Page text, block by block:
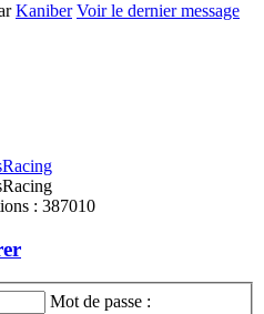
Kaniber Voir le dernier message
: 387010
Mot de passe :